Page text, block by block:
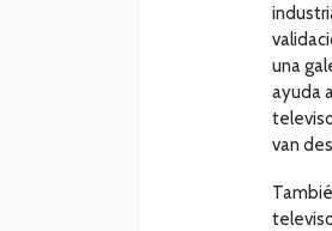
una
ayuda
van